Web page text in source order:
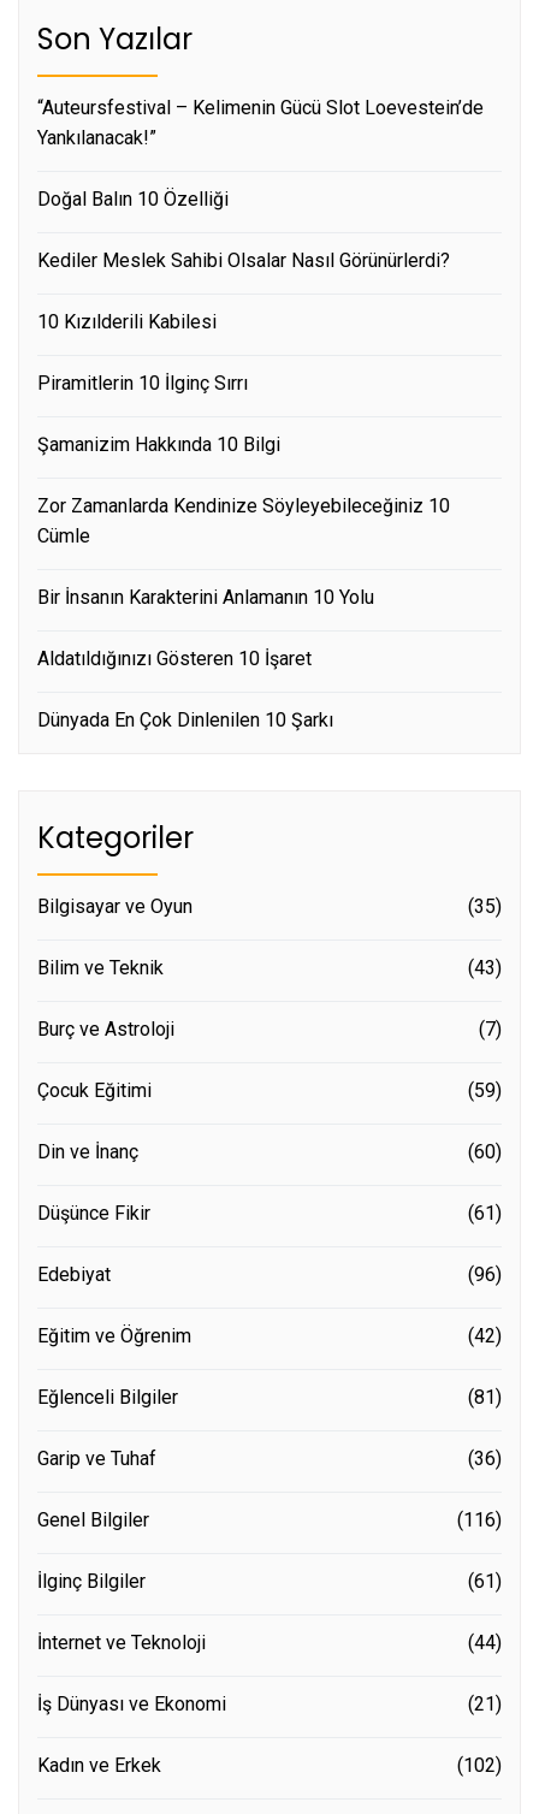
Son Yazılar
“Auteursfestival – Kelimenin Gücü Slot Loevestein’de
Yankılanacak!”
Doğal Balın 10 Özelliği
Kediler Meslek Sahibi Olsalar Nasıl Görünürlerdi?
10 Kızılderili Kabilesi
Piramitlerin 10 İlginç Sırrı
Şamanizim Hakkında 10 Bilgi
Zor Zamanlarda Kendinize Söyleyebileceğiniz 10
Cümle
Bir İnsanın Karakterini Anlamanın 10 Yolu
Aldatıldığınızı Gösteren 10 İşaret
Dünyada En Çok Dinlenilen 10 Şarkı
Kategoriler
Bilgisayar ve Oyun (35)
Bilim ve Teknik (43)
Burç ve Astroloji (7)
Çocuk Eğitimi (59)
Din ve İnanç (60)
Düşünce Fikir (61)
Edebiyat (96)
Eğitim ve Öğrenim (42)
Eğlenceli Bilgiler (81)
Garip ve Tuhaf (36)
Genel Bilgiler (116)
İlginç Bilgiler (61)
İnternet ve Teknoloji (44)
İş Dünyası ve Ekonomi (21)
Kadın ve Erkek (102)